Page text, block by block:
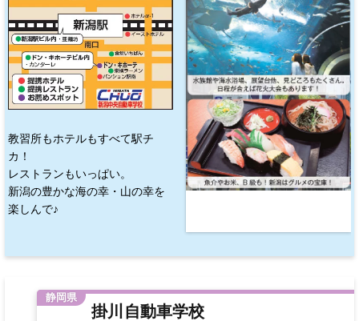
教習所もホテルもすべて駅チ
カ！
レストランもいっぱい。
新潟の豊かな海の幸・山の幸を
楽しんで♪
静岡県
掛川自動車学校